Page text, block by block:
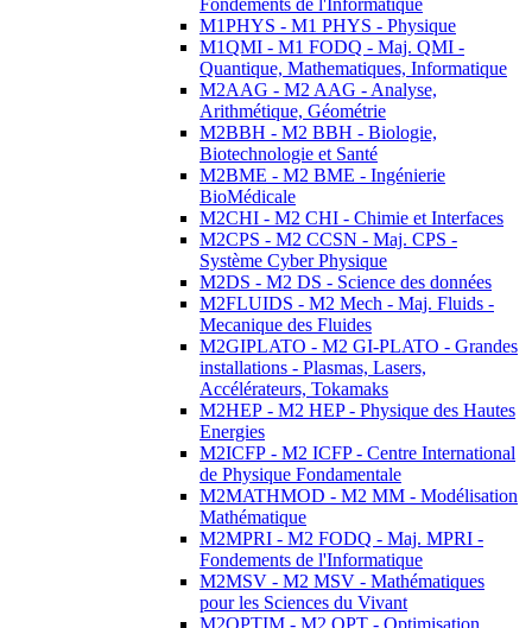
Fondements de l'Informatique
M1PHYS - M1 PHYS - Physique
M1QMI - M1 FODQ - Maj. QMI -
Quantique, Mathematiques, Informatique
M2AAG - M2 AAG - Analyse,
Arithmétique, Géométrie
M2BBH - M2 BBH - Biologie,
Biotechnologie et Santé
M2BME - M2 BME - Ingénierie
BioMédicale
M2CHI - M2 CHI - Chimie et Interfaces
M2CPS - M2 CCSN - Maj. CPS -
Système Cyber Physique
M2DS - M2 DS - Science des données
M2FLUIDS - M2 Mech - Maj. Fluids -
Mecanique des Fluides
M2GIPLATO - M2 GI-PLATO - Grandes
installations - Plasmas, Lasers,
Accélérateurs, Tokamaks
M2HEP - M2 HEP - Physique des Hautes
Energies
M2ICFP - M2 ICFP - Centre International
de Physique Fondamentale
M2MATHMOD - M2 MM - Modélisation
Mathématique
M2MPRI - M2 FODQ - Maj. MPRI -
Fondements de l'Informatique
M2MSV - M2 MSV - Mathématiques
pour les Sciences du Vivant
M2OPTIM - M2 OPT - Optimisation